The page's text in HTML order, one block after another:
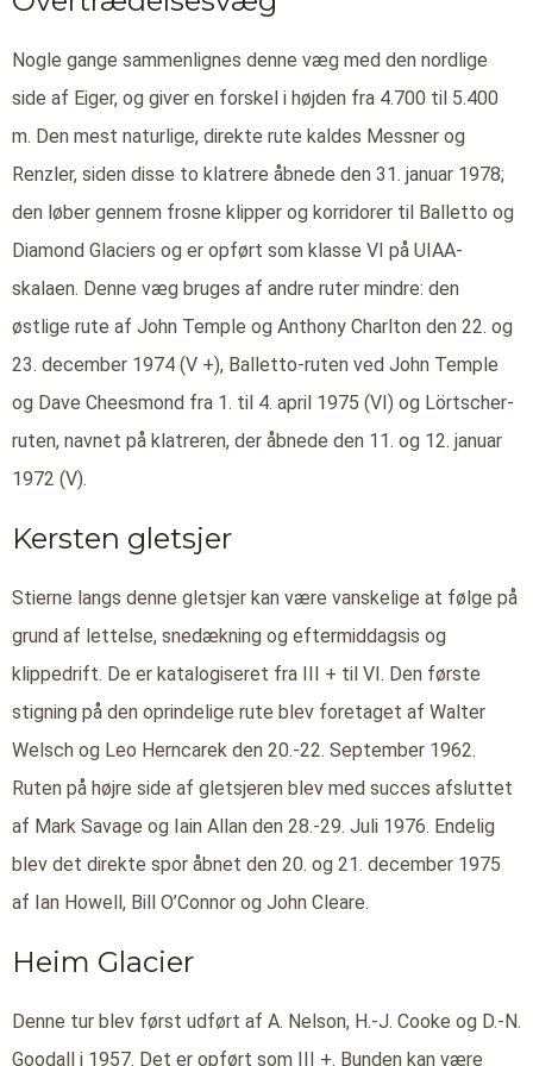
Nogle gange sammenlignes denne væg med den nordlige
side af Eiger, og giver en forskel i højden fra 4.700 til 5.400
m. Den mest naturlige, direkte rute kaldes Messner og
Renzler, siden disse to klatrere åbnede den 31. januar 1978;
den løber gennem frosne klipper og korridorer til Balletto og
Diamond Glaciers og er opført som klasse VI på UIAA-
skalaen. Denne væg bruges af andre ruter mindre: den
østlige rute af John Temple og Anthony Charlton den 22. og
23. december 1974 (V +), Balletto-ruten ved John Temple
og Dave Cheesmond fra 1. til 4. april 1975 (VI) og Lörtscher-
ruten, navnet på klatreren, der åbnede den 11. og 12. januar
1972 (V).
Kersten gletsjer
Stierne langs denne gletsjer kan være vanskelige at følge på
grund af lettelse, snedækning og eftermiddagsis og
klippedrift. De er katalogiseret fra III + til VI. Den første
stigning på den oprindelige rute blev foretaget af Walter
Welsch og Leo Herncarek den 20.-22. September 1962.
Ruten på højre side af gletsjeren blev med succes afsluttet
af Mark Savage og Iain Allan den 28.-29. Juli 1976. Endelig
blev det direkte spor åbnet den 20. og 21. december 1975
af Ian Howell, Bill O’Connor og John Cleare.
Heim Glacier
Denne tur blev først udført af A. Nelson, H.-J. Cooke og D.-N.
Goodall i 1957. Det er opført som III +. Bunden kan være